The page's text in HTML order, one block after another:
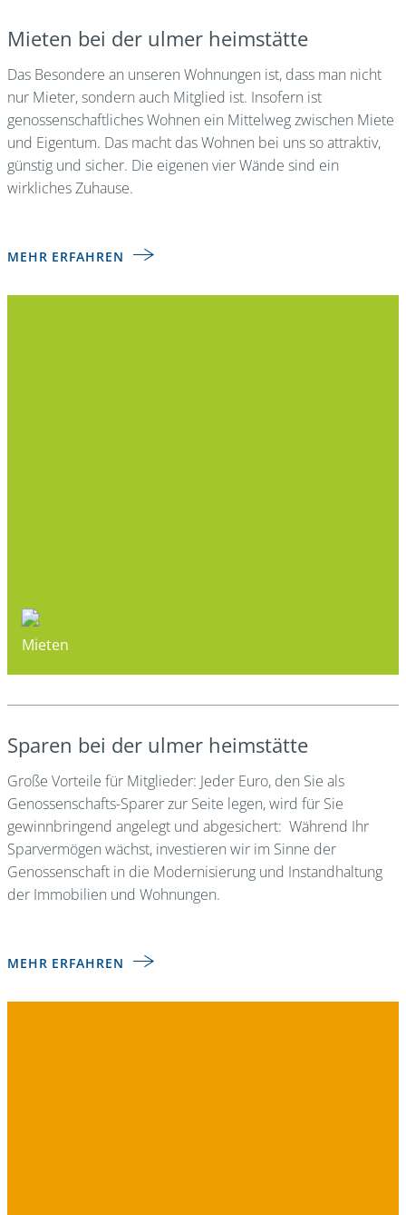
Mieten bei der ulmer heimstätte
Das Besondere an unseren Wohnungen ist, dass man nicht
nur Mieter, sondern auch Mitglied ist. Insofern ist
genossenschaftliches Wohnen ein Mittelweg zwischen Miete
und Eigentum. Das macht das Wohnen bei uns so attraktiv,
günstig und sicher. Die eigenen vier Wände sind ein
wirkliches Zuhause.
MEHR ERFAHREN
Mieten
Sparen bei der ulmer heimstätte
Große Vorteile für Mitglieder: Jeder Euro, den Sie als
Genossenschafts-Sparer zur Seite legen, wird für Sie
gewinnbringend angelegt und abgesichert: Während Ihr
Sparvermögen wächst, investieren wir im Sinne der
Genossenschaft in die Modernisierung und Instandhaltung
der Immobilien und Wohnungen.
MEHR ERFAHREN